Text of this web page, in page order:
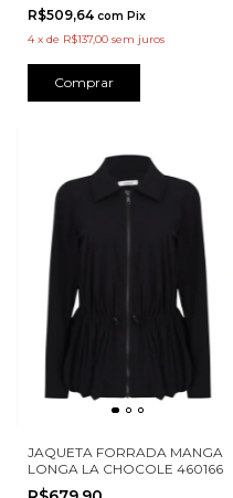
R$509,64 com Pix
4 x de R$137,00 sem juros
Comprar
JAQUETA FORRADA MANGA
LONGA LA CHOCOLE 460166